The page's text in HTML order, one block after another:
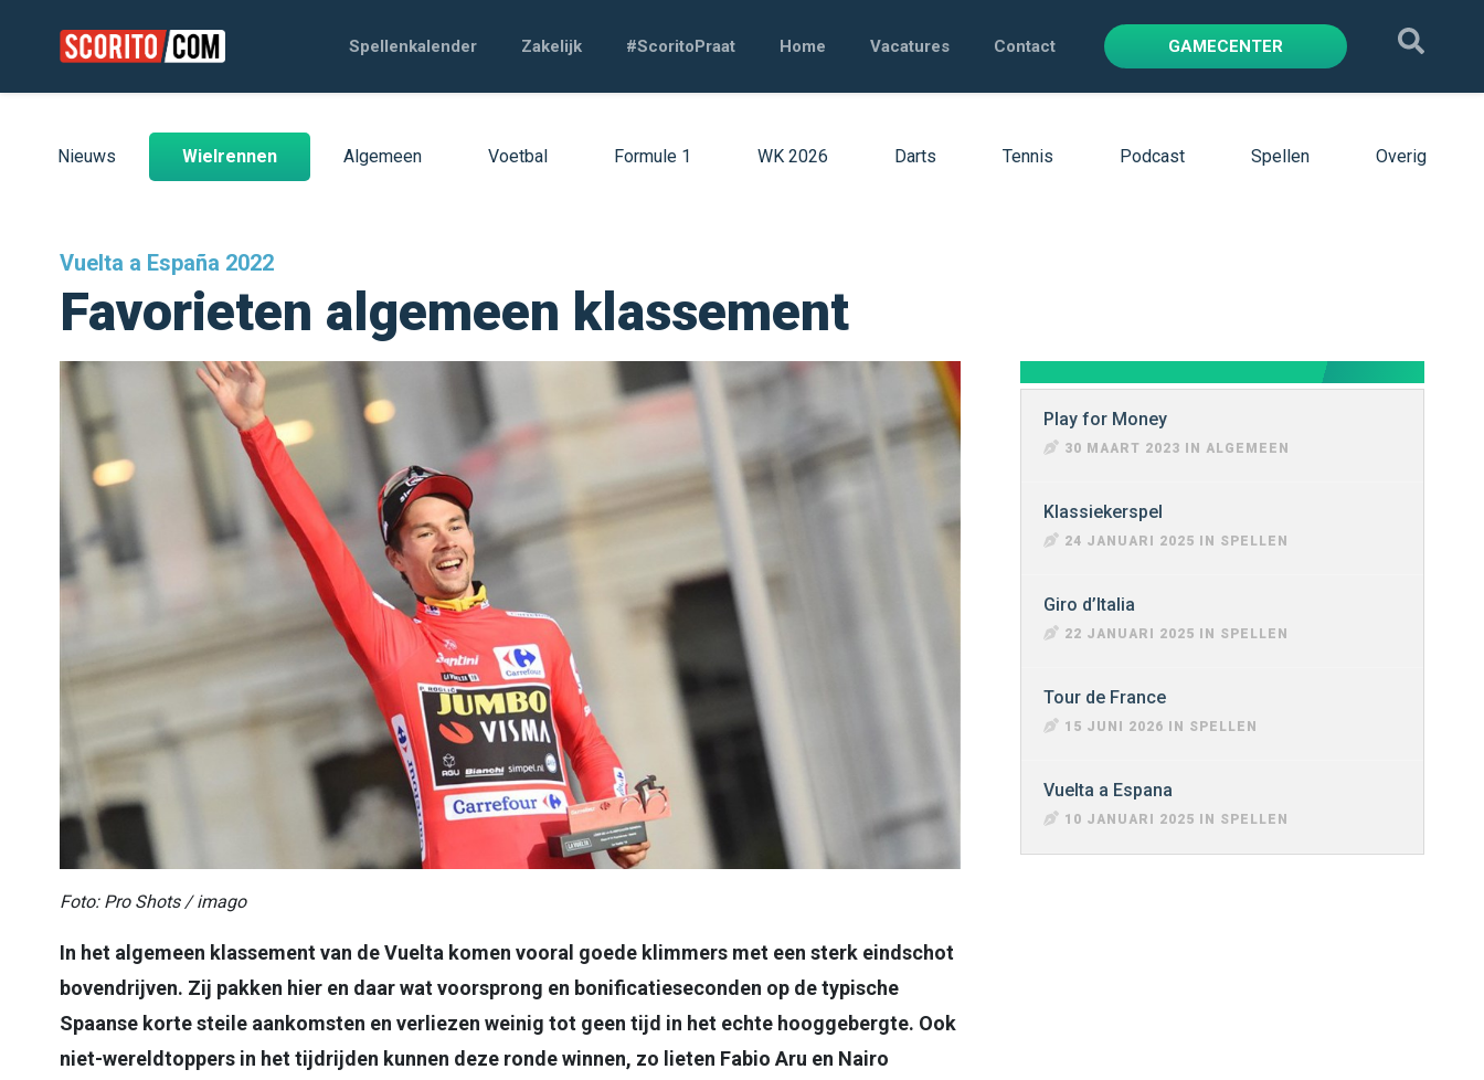
Spellenkalender Zakelijk #ScoritoPraat Home Vacatures Contact GAMECENTER
Nieuws Wielrennen Algemeen Voetbal Formule 1 WK 2026 Darts Tennis Podcast Spellen Overig
Vuelta a España 2022
Favorieten algemeen klassement
Foto: Pro Shots / imago
In het algemeen klassement van de Vuelta komen vooral goede klimmers met een sterk eindschot
bovendrijven. Zij pakken hier en daar wat voorsprong en bonificatieseconden op de typische
Spaanse korte steile aankomsten en verliezen weinig tot geen tijd in het echte hooggebergte. Ook
niet-wereldtoppers in het tijdrijden kunnen deze ronde winnen, zo lieten Fabio Aru en Nairo
Play for Money
30 MAART 2023 IN ALGEMEEN
Klassiekerspel
24 JANUARI 2025 IN SPELLEN
Giro d’Italia
22 JANUARI 2025 IN SPELLEN
Tour de France
15 JUNI 2026 IN SPELLEN
Vuelta a Espana
10 JANUARI 2025 IN SPELLEN